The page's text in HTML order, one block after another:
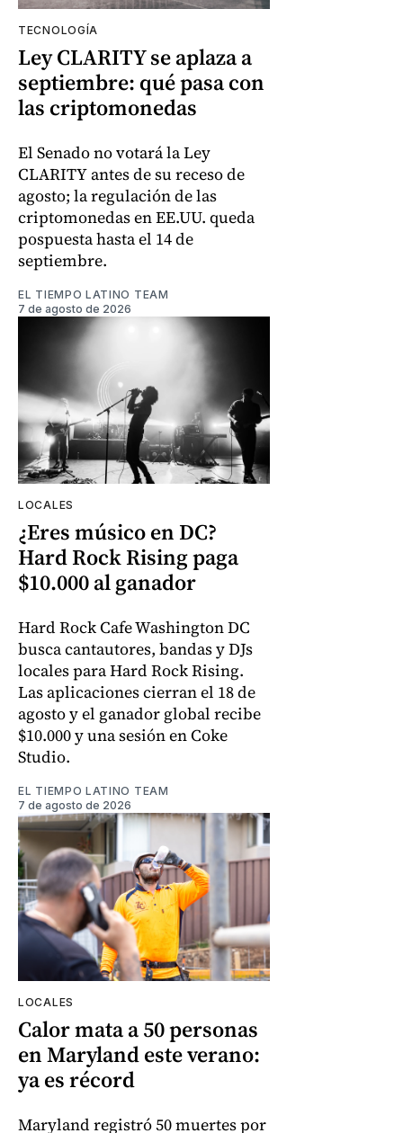
TECNOLOGÍA
Ley CLARITY se aplaza a
septiembre: qué pasa con
las criptomonedas
El Senado no votará la Ley
CLARITY antes de su receso de
agosto; la regulación de las
criptomonedas en EE.UU. queda
pospuesta hasta el 14 de
septiembre.
EL TIEMPO LATINO TEAM
7 de agosto de 2026
LOCALES
¿Eres músico en DC?
Hard Rock Rising paga
$10.000 al ganador
Hard Rock Cafe Washington DC
busca cantautores, bandas y DJs
locales para Hard Rock Rising.
Las aplicaciones cierran el 18 de
agosto y el ganador global recibe
$10.000 y una sesión en Coke
Studio.
EL TIEMPO LATINO TEAM
7 de agosto de 2026
LOCALES
Calor mata a 50 personas
en Maryland este verano:
ya es récord
Maryland registró 50 muertes por